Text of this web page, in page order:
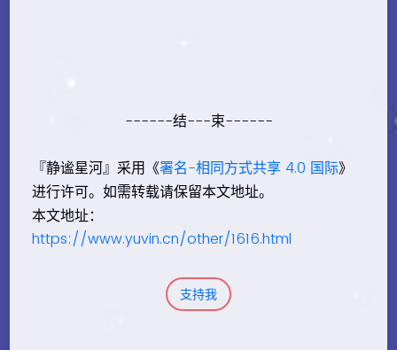
------结---束------
『静谧星河』采用《署名-相同方式共享 4.0 国际》
进行许可。如需转载请保留本文地址。
本文地址：
https://www.yuvin.cn/other/1616.html
支持我